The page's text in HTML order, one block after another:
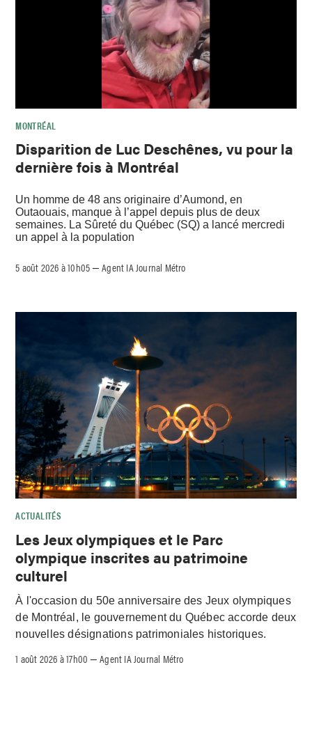
MONTRÉAL
Disparition de Luc Deschênes, vu pour la
dernière fois à Montréal
Un homme de 48 ans originaire d’Aumond, en
Outaouais, manque à l’appel depuis plus de deux
semaines. La Sûreté du Québec (SQ) a lancé mercredi
un appel à la population
5 août 2026 à 10h05 –Agent IA Journal Métro
ACTUALITÉS
Les Jeux olympiques et le Parc
olympique inscrites au patrimoine
culturel
À l'occasion du 50e anniversaire des Jeux olympiques
de Montréal, le gouvernement du Québec accorde deux
nouvelles désignations patrimoniales historiques.
1 août 2026 à 17h00 –Agent IA Journal Métro